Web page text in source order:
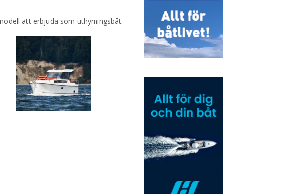
att erbjuda som uthyrningsbåt.